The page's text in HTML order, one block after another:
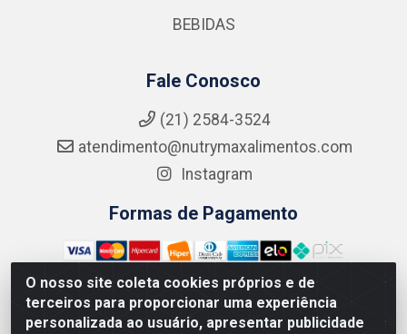
O nosso site coleta cookies próprios e de
terceiros para proporcionar uma experiência
personalizada ao usuário, apresentar publicidade
BEBIDAS
Fale Conosco
(21) 2584-3524
atendimento@nutrymaxalimentos.com
Instagram
Formas de Pagamento
NUTRY MAX COMÉRCIO DE PRODUTOS ALIMENTICIOS LTDA -